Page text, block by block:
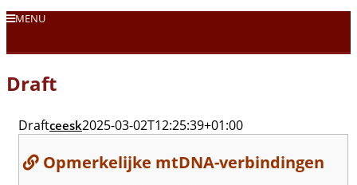
Skip
content
MENU
Draft
Draftceesk2025-03-02T12:25:39+01:00
Opmerkelijke mtDNA-verbindingen